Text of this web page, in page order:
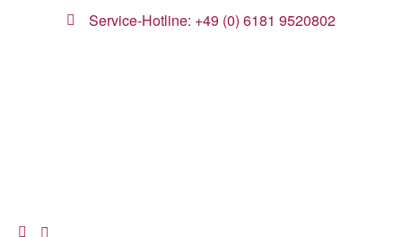
Service-Hotline: +49 (0) 6181 9520802